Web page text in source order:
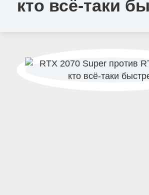
кто всё-таки